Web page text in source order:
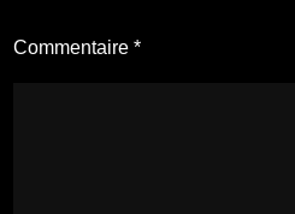
Commentaire*